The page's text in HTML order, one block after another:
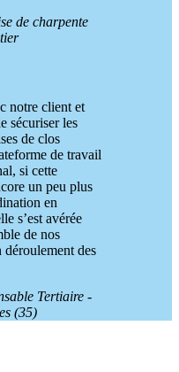
de charpente
notre client et
sécuriser les
de clos
de travail
si cette
un peu plus
en
s’est avérée
de nos
déroulement des
Tertiaire -
(35)